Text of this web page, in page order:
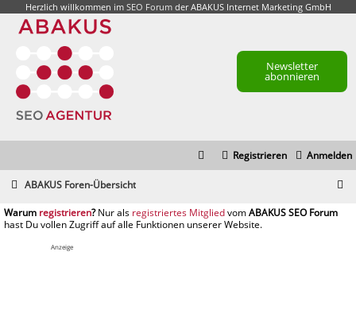
Herzlich willkommen im SEO Forumder ABAKUS Internet Marketing GmbH
Newsletter
abonnieren
Anmelden
Registrieren
ABAKUS Foren-Übersicht
registrieren registriertes Mitglied
Anzeige